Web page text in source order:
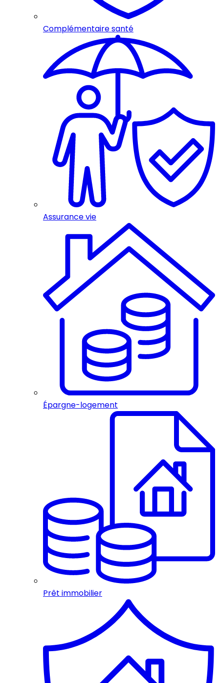
Complémentaire santé
Assurance vie
Épargne-logement
Prêt immobilier